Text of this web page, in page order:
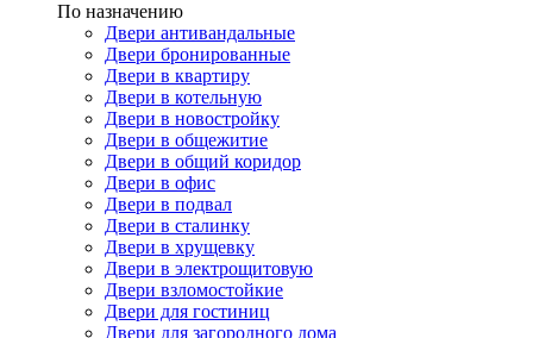
По назначению
Двери антивандальные
Двери бронированные
Двери в квартиру
Двери в котельную
Двери в новостройку
Двери в общежитие
Двери в общий коридор
Двери в офис
Двери в подвал
Двери в сталинку
Двери в хрущевку
Двери в электрощитовую
Двери взломостойкие
Двери для гостиниц
Двери для загородного дома